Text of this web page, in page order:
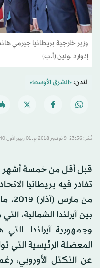
وزير خارجية بريطانيا جيرمي
إدوارد لولين (أ.ب)
لندن:«الشرق الأوسط»
نُشر: 23:56-9 نوفمبر 2018 م ـ 01 ربيع الأول 1440 هـ
قبل أقل من خمسة أشهر
تغادر فيه بريطانيا
من
بين آيرلندا الشمالية،
وجمهورية آيرلندا،
المعضلة الرئيسية التي
عن التكتل الأوروبي،